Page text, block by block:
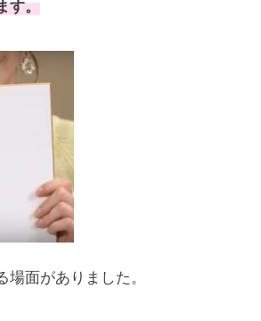
す。
面がありました。